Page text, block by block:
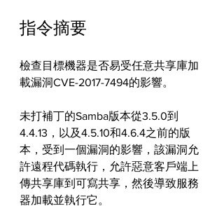
指令摘要
檢查目標機器是否易受任意共享庫加
載漏洞CVE-2017-7494的影響。
未打補丁的Samba版本從3.5.0到
4.4.13，以及4.5.10和4.6.4之前的版
本，受到一個漏洞的影響，該漏洞允
許遠程代碼執行，允許惡意客戶端上
傳共享庫到可寫共享，然後導致服務
器加載並執行它。